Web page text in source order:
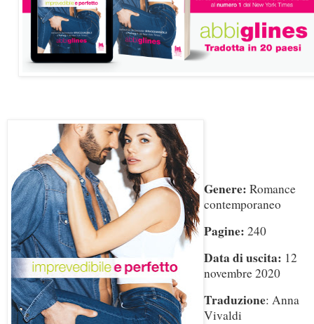
Genere: Romance
contemporaneo
Pagine: 240
Data di uscita: 12
novembre 2020
Traduzione: Anna
Vivaldi